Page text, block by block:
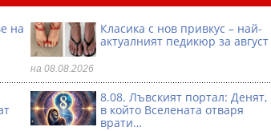
на
Класика с нов привкус – най-
актуалният педикюр за август
на 08.08.2026
8.08. Лъвският портал: Денят,
в който Вселената отваря
врати…